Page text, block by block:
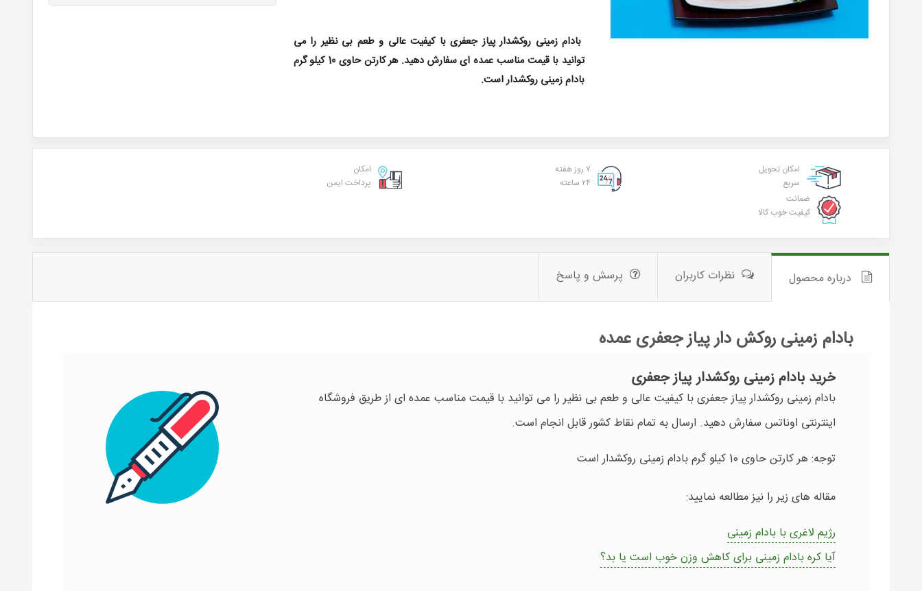
بادام زمینی روکشدار پیاز جعفری با کیفیت عالی و طعم بی نظیر را می
توانید با قیمت مناسب عمده ای سفارش دهید. هر کارتن حاوی 10 کیلو گرم
بادام زمینی روکشدار است.
امکان تحویل
سریع
۷ روز هفته
۲۴ ساعته
امکان
پرداخت ایمن
ضمانت
کیفیت خوب کالا
درباره محصول نظرات کاربران پرسش و پاسخ
بادام زمینی روکش دار پیاز جعفری عمده
خرید بادام زمینی روکشدار پیاز جعفری
بادام زمینی روکشدار پیاز جعفری با کیفیت عالی و طعم بی نظیر را می توانید با قیمت مناسب عمده ای از طریق فروشگاه
اینترنتی اوناتس سفارش دهید. ارسال به تمام نقاط کشور قابل انجام است.
توجه: هر کارتن حاوی 10 کیلو گرم بادام زمینی روکشدار است
مقاله های زیر را نیز مطالعه نمایید:
رژیم لاغری با بادام زمینی
آیا کره بادام زمینی برای کاهش وزن خوب است یا بد؟